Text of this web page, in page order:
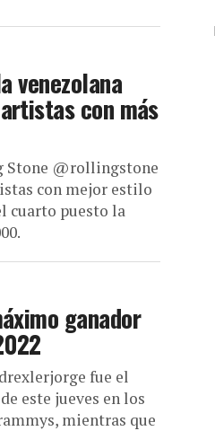
venezolana
con más
Stone @rollingstone
con mejor estilo
cuarto puesto la
ganador
fue el
este jueves en los
mientras que